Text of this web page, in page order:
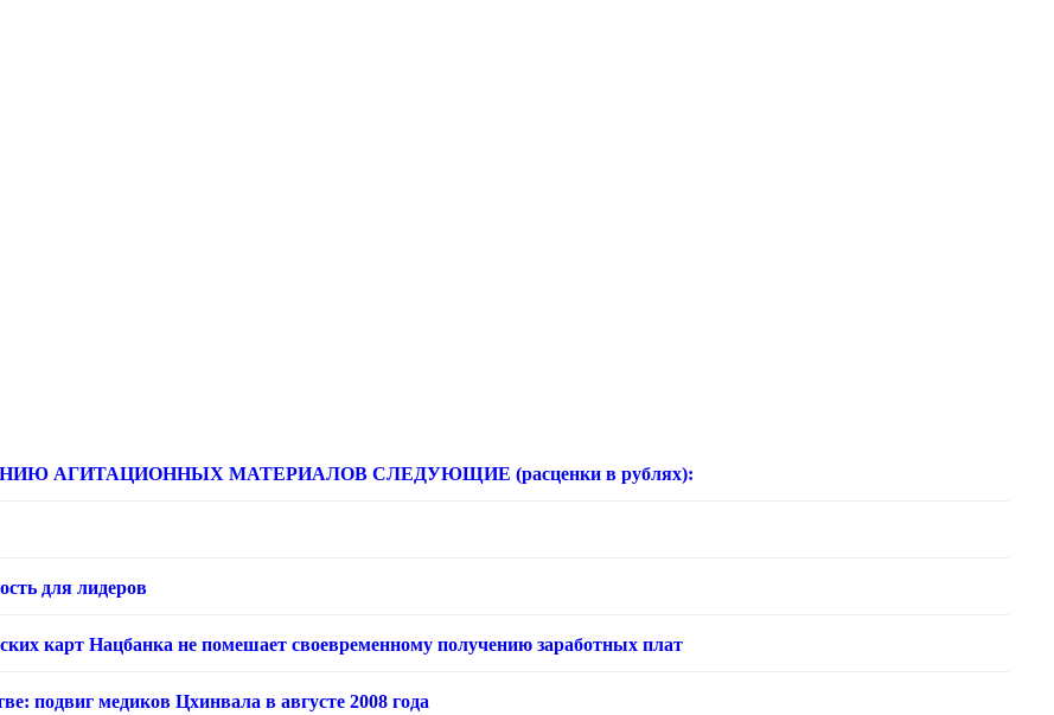
АГИТАЦИОННЫХ МАТЕРИАЛОВ СЛЕДУЮЩИЕ (расценки в рублях):
для лидеров
карт Нацбанка не помешает своевременному получению заработных плат
подвиг медиков Цхинвала в августе 2008 года